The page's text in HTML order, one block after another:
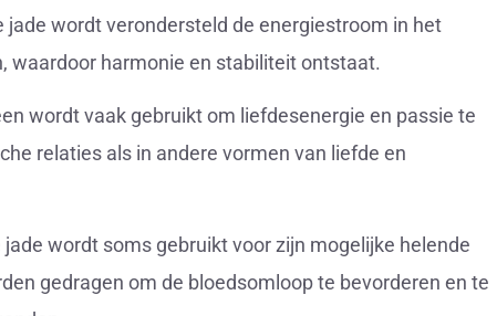
jade wordt verondersteld de energiestroom in het
waardoor harmonie en stabiliteit ontstaat.
wordt vaak gebruikt om liefdesenergie en passie te
relaties als in andere vormen van liefde en
jade wordt soms gebruikt voor zijn mogelijke helende
gedragen om de bloedsomloop te bevorderen en te